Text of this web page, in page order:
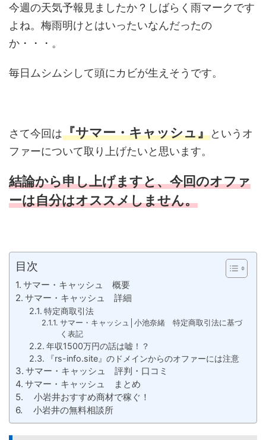
今週の天気予報見ましたか？しばらく雨マークです
よね。梅雨明けとはいったいなんだったの
か・・・。
毎日ムシムシして頭にカビが生えそうです。
さて今回は『サマー・キャッシュ』というオ
ファーについて取り上げたいと思います。
結論から申し上げますと、今回のオファ
ーは自分はオススメしません。
目次
サマー・キャッシュ 概要
サマー・キャッシュ 詳細
特定商取引法
サマー・キャッシュ│小池奈緒 特定商取引法に基づ
く表記
年収1500万円の話は嘘！？
『rs-info.site』のドメインからのオファーには注意
サマー・キャッシュ 評判・口コミ
サマー・キャッシュ まとめ
小岩井おすすめ商材で稼ぐ！
小岩井の無料相談所